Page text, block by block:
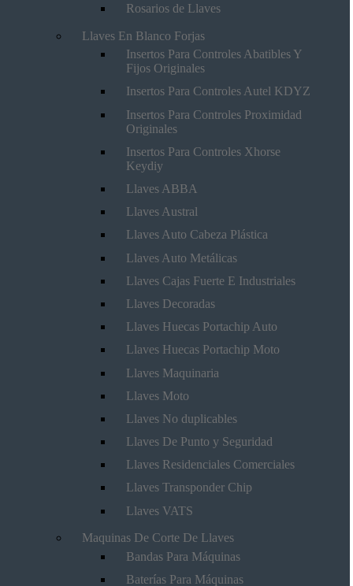
Rosarios de Llaves
Llaves En Blanco Forjas
Insertos Para Controles Abatibles Y
Fijos Originales
Insertos Para Controles Autel KDYZ
Insertos Para Controles Proximidad
Originales
Insertos Para Controles Xhorse
Keydiy
Llaves ABBA
Llaves Austral
Llaves Auto Cabeza Plástica
Llaves Auto Metálicas
Llaves Cajas Fuerte E Industriales
Llaves Decoradas
Llaves Huecas Portachip Auto
Llaves Huecas Portachip Moto
Llaves Maquinaria
Llaves Moto
Llaves No duplicables
Llaves De Punto y Seguridad
Llaves Residenciales Comerciales
Llaves Transponder Chip
Llaves VATS
Maquinas De Corte De Llaves
Bandas Para Máquinas
Baterías Para Máquinas